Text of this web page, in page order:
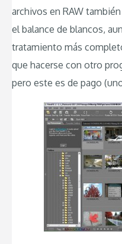
archivos en RAW
el balance de blancos,
tratamiento más
que hacerse con otro
pero este es de pago